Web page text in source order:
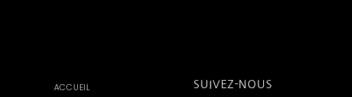
ACCUEIL
SUIVEZ-NOUS